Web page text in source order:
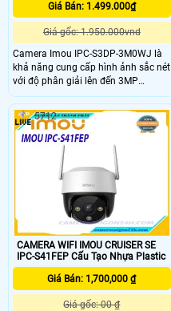
Giá Bán: 1.499.000₫
Giá gốc: 1.950.000vnd
Camera Imou IPC-S3DP-3M0WJ là
khả năng cung cấp hình ảnh sắc nét
với độ phân giải lên đến 3MP
Camera này còn được trang bị tính
năng phát hiện chuyển động thông
minh Khi phát hiện sự chuyển động
bất thường Imou IPC-S3DP-3M0WJ
sẽ gửi thông báo ngay lập tức đến
điện thoại của bạn giúp bạn kịp thời
xử lý các tình huống khẩn cấp
CAMERA WIFI IMOU CRUISER SE
IPC-S41FEP Cấu Tạo Nhựa Plastic
Giá Bán: 1,700,000 ₫
Giá gốc: 00 ₫
5712